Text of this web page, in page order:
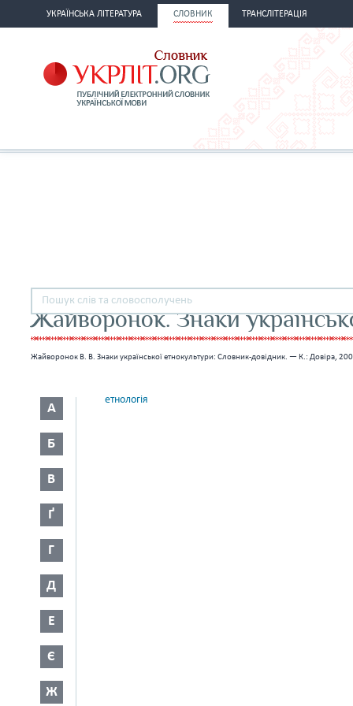
УКРАЇНСЬКА ЛІТЕРАТУРА СЛОВНИК ТРАНСЛІТЕРАЦІЯ
Жайворонок. Знаки
Жайворонок В. В. Знаки української етнокультури: Словник-довідник. — К.: Довіра,
А
Б
В
Ґ
Г
Д
Е
Є
Ж
етнологія